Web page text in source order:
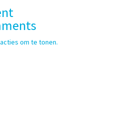
om te tonen.